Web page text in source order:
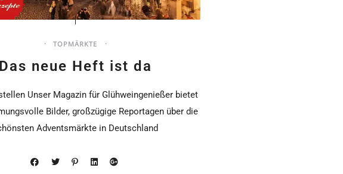
TOPMÄRKTE
Das neue Heft ist da
Unser Magazin für Glühweingenießer bietet
Bilder, großzügige Reportagen über die
Adventsmärkte in Deutschland